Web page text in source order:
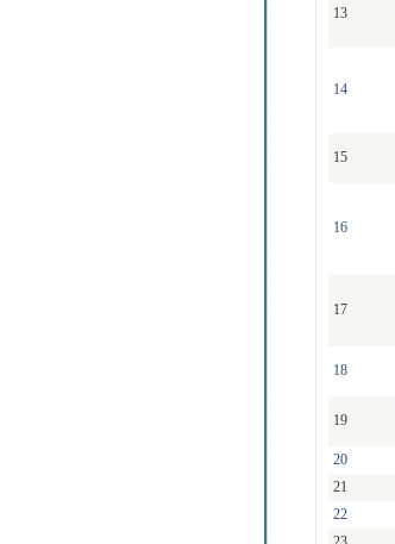
13
14
15
16
17
18
19
20
21
22